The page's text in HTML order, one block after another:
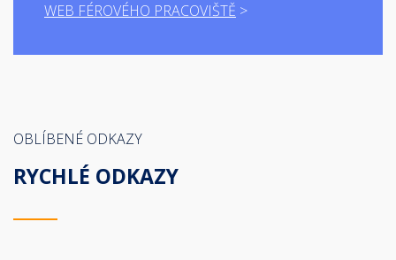
WEB FÉROVÉHO PRACOVIŠTĚ
OBLÍBENÉ ODKAZY
RYCHLÉ ODKAZY